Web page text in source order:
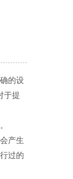
的设
于提
产生
过的